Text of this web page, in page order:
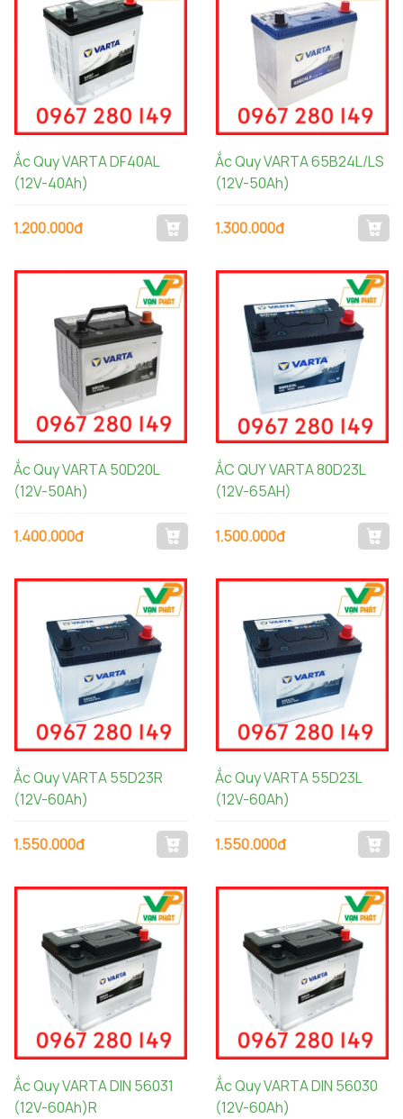
Ắc Quy VARTA DF40AL
(12V-40Ah)
1.200.000đ
Ắc Quy VARTA 65B24L/LS
(12V-50Ah)
1.300.000đ
Ắc Quy VARTA 50D20L
(12V-50Ah)
1.400.000đ
ẮC QUY VARTA 80D23L
(12V-65AH)
1.500.000đ
Ắc Quy VARTA 55D23R
(12V-60Ah)
1.550.000đ
Ắc Quy VARTA 55D23L
(12V-60Ah)
1.550.000đ
Ắc Quy VARTA DIN 56031
(12V-60Ah)R
Ắc Quy VARTA DIN 56030
(12V-60Ah)